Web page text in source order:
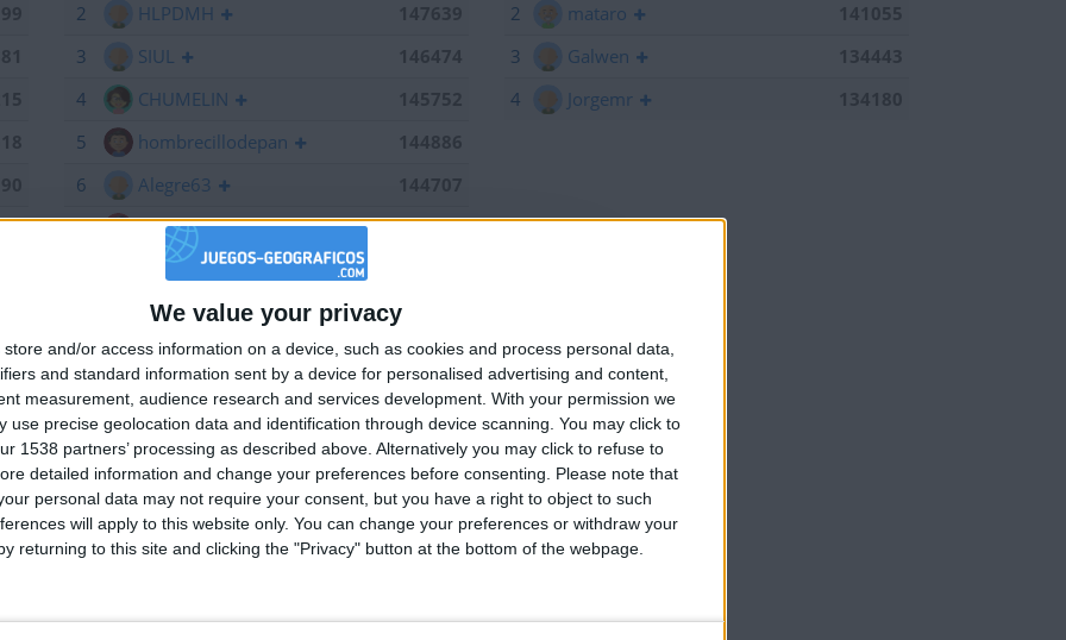
We value your privacy
store and/or access information on a device, such as cookies and process personal data,
and standard information sent by a device for personalised advertising and content,
measurement, audience research and services development. With your permission we
use precise geolocation data and identification through device scanning. You may click to
1538 partners’ processing as described above. Alternatively you may click to refuse to
detailed information and change your preferences before consenting.
Please note that
personal data may not require your consent, but you have a right to object to such
will apply to this website only. You can change your preferences or withdraw your
returning to this site and clicking the "Privacy" button at the bottom of the webpage.
2
HLPDMH
3
SIUL
146474
4
CHUMELIN
5
hombrecillodepan
144886
6
Alegre63
7
Bodero
144673
maherlo
karawankenwolf
143161
10
RUYDIAZ
142126
11
albamancha
142124
12
TNT
142101
13
mataro
141055
14
Antares41$
140928
2
mataro
3
Galwen
134443
4
Jorgemr
🇺🇸 We noticed you’re visiting from
an English-speaking country
Join our American version now and be among
the firsts to submit your score on our
leaderboards!